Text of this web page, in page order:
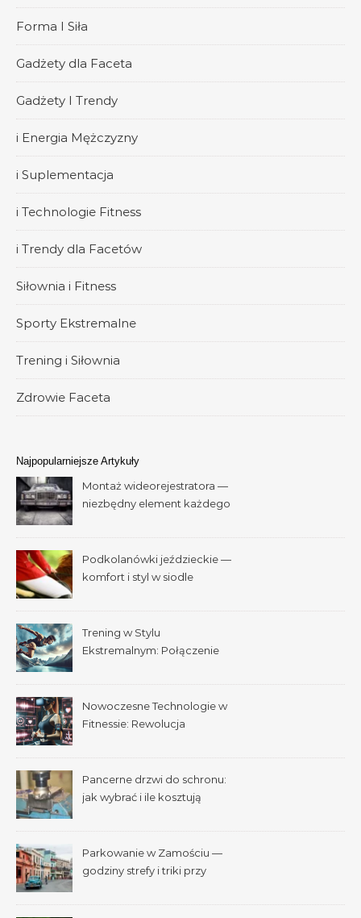
Forma I Siła
Gadżety dla Faceta
Gadżety I Trendy
i Energia Mężczyzny
i Suplementacja
i Technologie Fitness
i Trendy dla Facetów
Siłownia i Fitness
Sporty Ekstremalne
Trening i Siłownia
Zdrowie Faceta
Najpopularniejsze Artykuły
Montaż wideorejestratora —
niezbędny element każdego
Podkolanówki jeździeckie —
komfort i styl w siodle
Trening w Stylu
Ekstremalnym: Połączenie
Nowoczesne Technologie w
Fitnessie: Rewolucja
Pancerne drzwi do schronu:
jak wybrać i ile kosztują
Parkowanie w Zamościu —
godziny strefy i triki przy